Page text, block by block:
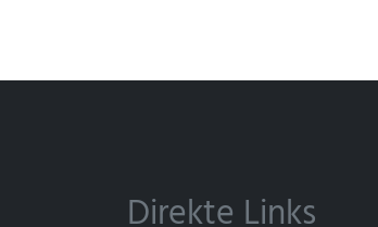
Direkte Links